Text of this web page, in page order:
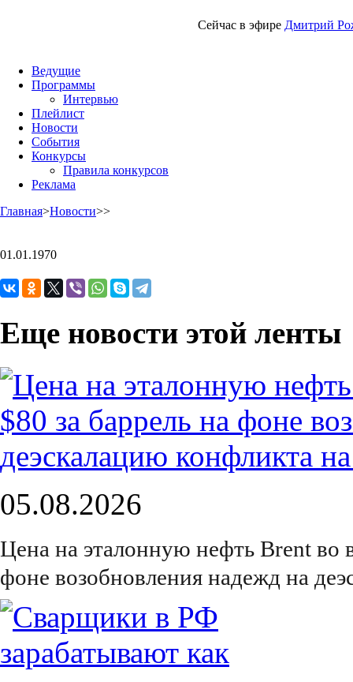
Сейчас в эфире Дмитрий
Ведущие
Программы
Интервью
Плейлист
Новости
События
Конкурсы
Правила конкурсов
Реклама
Главная>Новости>>
01.01.1970
Еще новости этой ленты
05.08.2026
Цена на эталонную нефть Brent во
фоне возобновления надежд на